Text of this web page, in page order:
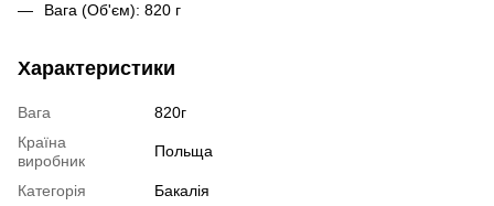
Вага (Об'єм): 820 г
Характеристики
Вага
820г
Країна
виробник
Польща
Категорія Бакалія